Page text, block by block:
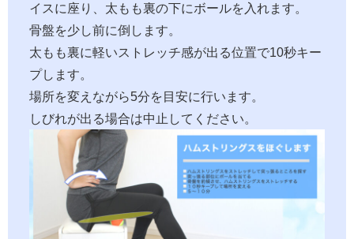
イスに座り、太もも裏の下にボールを入れます。
骨盤を少し前に倒します。
太もも裏に軽いストレッチ感が出る位置で10秒キー
プします。
場所を変えながら5分を目安に行います。
しびれが出る場合は中止してください。